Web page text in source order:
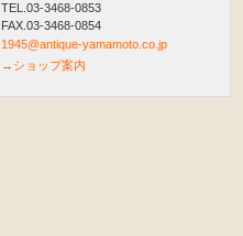
TEL.03-3468-0853
FAX.03-3468-0854
1945@antique-yamamoto.co.jp
→ショップ案内